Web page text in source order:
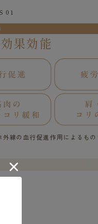
01
果効能
線の血行促進作用によるもの